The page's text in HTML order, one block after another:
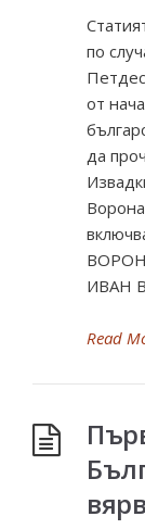
по
от
да
ИВАН
Read